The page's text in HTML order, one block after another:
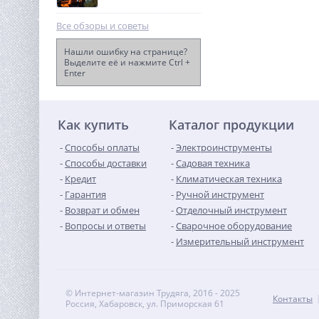
электрический Greenworks
Все обзоры и советы
Нашли ошибку на странице?
Выделите её и нажмите Ctrl +
Enter
Как купить
Способы оплаты
Способы доставки
Кредит
Гарантия
Возврат и обмен
Вопросы и ответы
Каталог продукции
Электроинструменты
Садовая техника
Климатическая техника
Ручной инструмент
Отделочный инструмент
Сварочное оборудование
Измерительный инструмент
© Интернет-магазин Трудяга, 2016 - 2025
Россия, Хабаровск, ул. Приморская 61
Контакты